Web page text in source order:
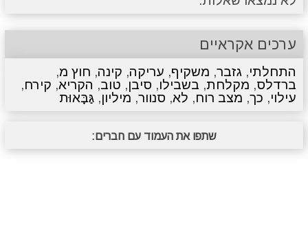
ערכים אקראיים
התחלתי, גזבר, משקיף, עריקה, קינה, חוץ מ,
ברדלס, מקלחת, בשבילו, סיבן, טוב, הקריא, קירח,
עילוי, כך, מצב רוח, לא, סנוור, מיליון, גַּבָּאוּת
שתפו את העמוד עם חברים: